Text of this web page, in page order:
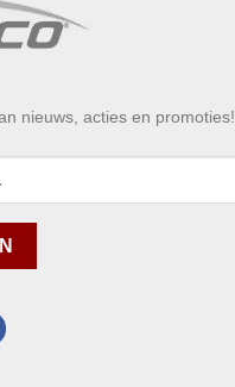
nieuws, acties en promoties!